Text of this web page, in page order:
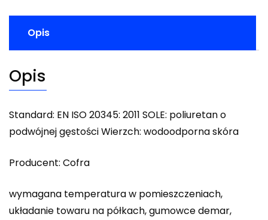
Opis
Opis
Standard: EN ISO 20345: 2011 SOLE: poliuretan o
podwójnej gęstości Wierzch: wodoodporna skóra
Producent: Cofra
wymagana temperatura w pomieszczeniach,
układanie towaru na półkach, gumowce demar,